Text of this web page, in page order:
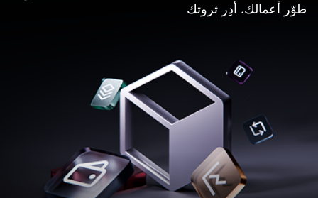
طوّر أعمالك. أدِر ثروتك